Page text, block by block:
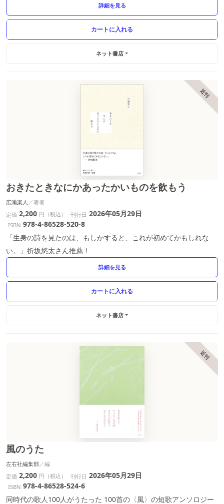
詳細を見る
ネット書店
近刊
おきたときなにかあったかいものを飲もう
広瀬楽人
定価 2,200 円（税込） 刊行日 2026年05月29日
ISBN 978-4-86528-520-8
「生身の詩を見たのは、もしかすると、これが初めてかもしれな
い。」折坂悠太さん推薦！
詳細を見る
ネット書店
近刊
風のうた
左右社編集部
定価 2,200 円（税込） 刊行日 2026年05月29日
ISBN 978-4-86528-524-6
同時代の歌人100人がうたった 100首の〈風〉の短歌アンソロジー